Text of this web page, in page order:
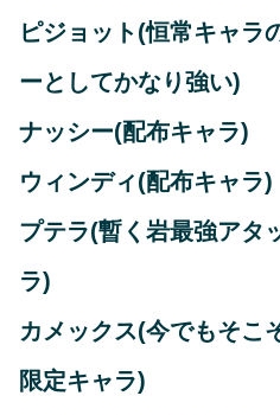
ピジョット(恒常キャラ
ーとしてかなり強い)
ナッシー(配布キャラ)
ウィンディ(配布キャラ)
プテラ(暫く岩最強アタ
ラ)
カメックス(今でもそこ
限定キャラ)